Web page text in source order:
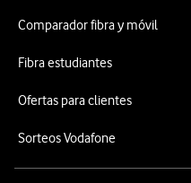
Comparador fibra y móvil
Fibra estudiantes
Ofertas para clientes
Sorteos Vodafone